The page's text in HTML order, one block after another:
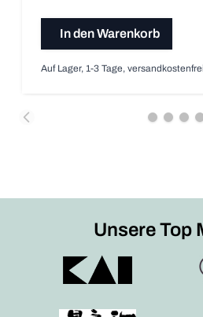
In den Warenkorb
Auf Lager, 1-3 Tage,
Unsere Top